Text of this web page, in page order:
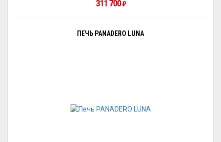
311 700₽
ПЕЧЬ PANADERO LUNA